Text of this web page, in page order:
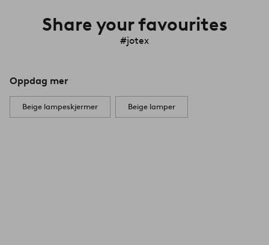
Share your favourites
#jotex
Oppdag mer
Beige lampeskjermer Beige lamper